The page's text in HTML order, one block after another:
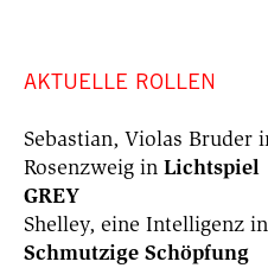
AKTUELLE ROLLEN
Sebastian, Violas Bruder
Rosenzweig in Lichtspiel
GREY
Shelley, eine Intelligenz in
Schmutzige Schöpfung